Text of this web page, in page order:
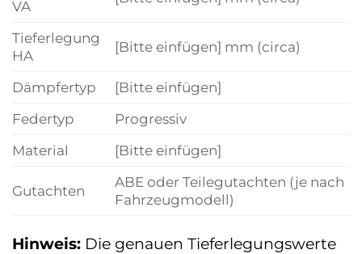
VA
Tieferlegung
HA
[Bitte einfügen] mm (circa)
Dämpfertyp
[Bitte einfügen]
Federtyp
Progressiv
Material
[Bitte einfügen]
Gutachten
ABE oder Teilegutachten (je nach
Fahrzeugmodell)
Hinweis: Die genauen Tieferlegungswerte